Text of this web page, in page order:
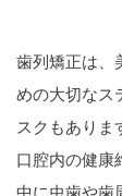
歯列矯正は、
めの大切なス
スクもありま
口腔内の健康